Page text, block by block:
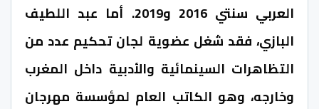
العربي سنتي 2016 و2019. أما عبد اللطيف
البازي، فقد شغل عضوية لجان تحكيم عدد من
التظاهرات السينمائية والأدبية داخل المغرب
وخارجه، وهو الكاتب العام لمؤسسة مهرجان